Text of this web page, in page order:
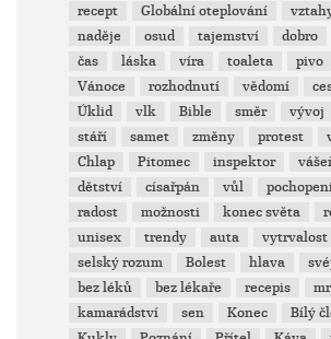
recept
Globální oteplování
naděje
osud tajemství dobro
čas
láska víra toaleta pivo
Vánoce
rozhodnutí vědomí
Úklid
vlk Bible směr vývoj
stáří
samet změny protest
Chlap
Pitomec inspektor
dětství
císařpán vůl
radost
možnosti konec světa
unisex
trendy auta vytrvalost
selský rozum
Bolest hlava
bez léků
bez lékaře recepis
kamarádství
sen Konec Bílý